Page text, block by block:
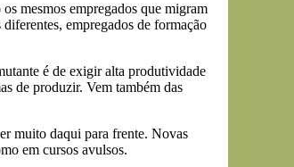
mesmos empregados que migram
empregados de formação
é de exigir alta produtividade
de produzir. Vem também das
muito daqui para frente. Novas
em cursos avulsos.